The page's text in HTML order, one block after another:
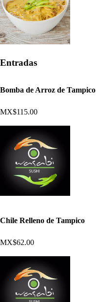
Entradas
Bomba de Arroz de Tampico
MX$115.00
Chile Relleno de Tampico
MX$62.00